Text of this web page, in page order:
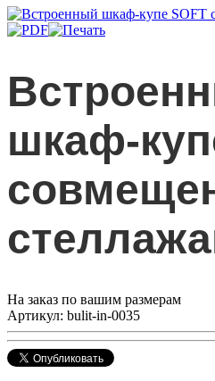
шкаф-
На заказ по вашим размерам
Артикул: bulit-in-0035